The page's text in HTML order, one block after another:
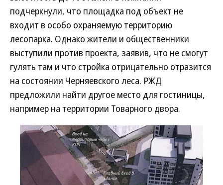
подчеркнули, что площадка под объект не
входит в особо охраняемую территорию
лесопарка. Однако жители и общественники
выступили против проекта, заявив, что не смогут
гулять там и что стройка отрицательно отразится
на состоянии Черняевского леса. РЖД
предложили найти другое место для гостиницы,
например на территории Товарного двора.